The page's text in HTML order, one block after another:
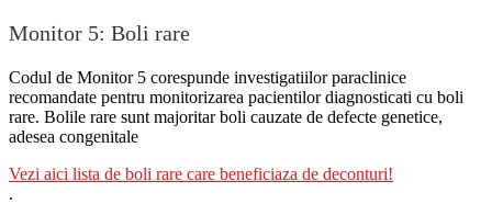
Monitor 5: Boli rare
Codul de Monitor 5 corespunde investigatiilor paraclinice
recomandate pentru monitorizarea pacientilor diagnosticati cu boli
rare. Bolile rare sunt majoritar boli cauzate de defecte genetice,
adesea congenitale
Vezi aici lista de boli rare care beneficiaza de deconturi!
.